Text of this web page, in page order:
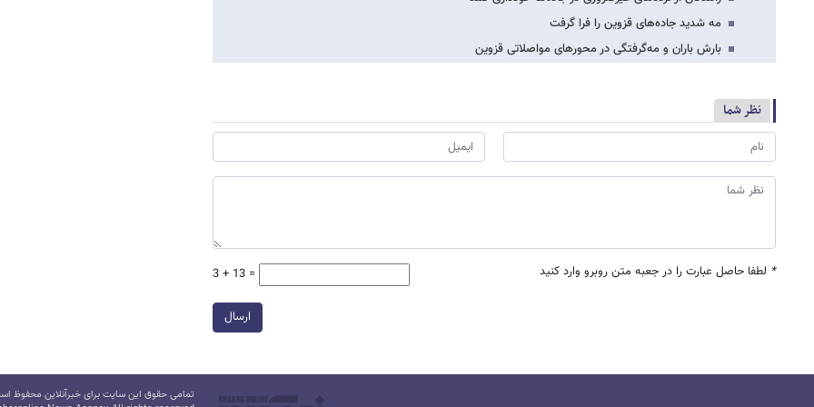
مه شدید جاده‌های قزوین را فرا گرفت
بارش باران و مه‌گرفتگی در محورهای مواصلاتی قزوین
نظر شما
* لطفا حاصل عبارت را در جعبه متن روبرو وارد کنید 3 + 13 =
ارسال
تمامی حقوق این سایت برای خبرآنلاین محفوظ